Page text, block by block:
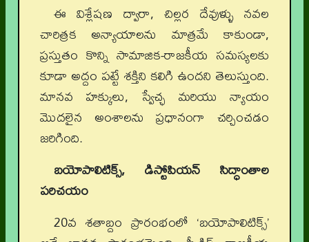
ఈ విశ్లేషణ ద్వారా, చిల్లర దేవుళ్ళు నవల
చారిత్రక అన్యాయాలను మాత్రమే కాకుండా,
ప్రస్తుతం కొన్ని సామాజిక-రాజకీయ సమస్యలకు
కూడా అద్దం పట్టే శక్తిని కలిగి ఉందని తెలుస్తుంది.
మానవ హక్కులు, స్వేచ్ఛ మరియు న్యాయం
మొదలైన అంశాలను ప్రధానంగా చర్చించడం
జరిగింది.
బయోపాలిటిక్స్, డిస్టోపియన్ సిద్ధాంతాల
పరిచయం
20వ శతాబ్దం ప్రారంభంలో ‘బయోపాలిటిక్స్’